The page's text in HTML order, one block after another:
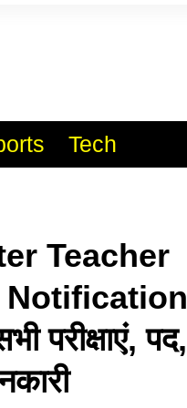
Tech
Teacher
Notification
परीक्षाएं, पद,